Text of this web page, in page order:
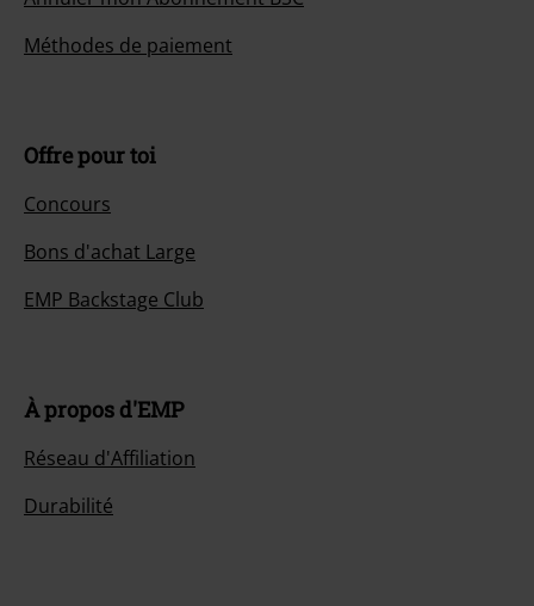
Méthodes de paiement
Offre pour toi
Concours
Bons d'achat Large
EMP Backstage Club
À propos d'EMP
Réseau d'Affiliation
Durabilité